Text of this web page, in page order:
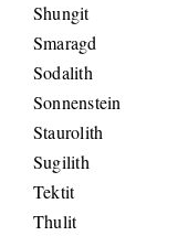
Shungit
Smaragd
Sodalith
Sonnenstein
Staurolith
Sugilith
Tektit
Thulit